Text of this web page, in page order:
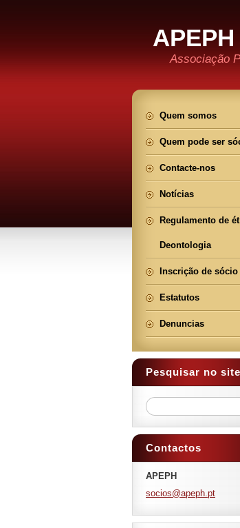
APEPH
Associação
Quem somos
Quem pode ser
Contacte-nos
Notícias
Regulamento de
Deontologia
Inscrição de sócio
Estatutos
Denuncias
Pesquisar no site
Contactos
APEPH
socios@apeph.pt